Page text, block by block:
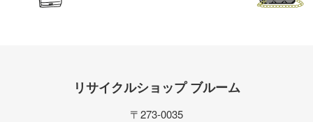
リサイクルショップ ブルーム
〒273-0035